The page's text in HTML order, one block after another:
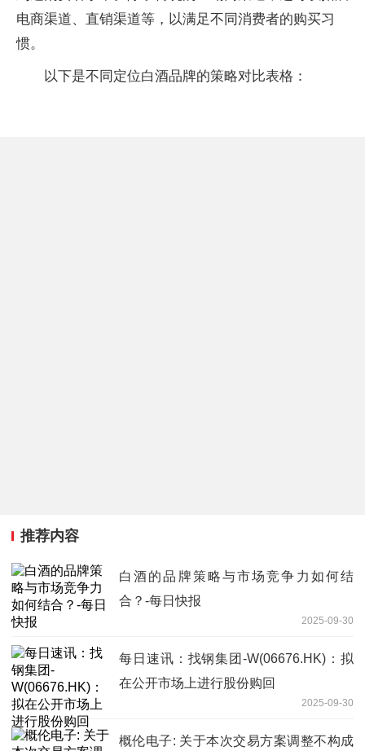
电商渠道、直销渠道等，以满足不同消费者的购买习
惯。
以下是不同定位白酒品牌的策略对比表格：
推荐内容
白酒的品牌策略与市场竞争力如何结
合？-每日快报
2025-09-30
每日速讯：找钢集团-W(06676.HK)：拟
在公开市场上进行股份购回
2025-09-30
概伦电子: 关于本次交易方案调整不构成